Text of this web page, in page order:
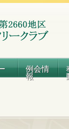
例会情
報